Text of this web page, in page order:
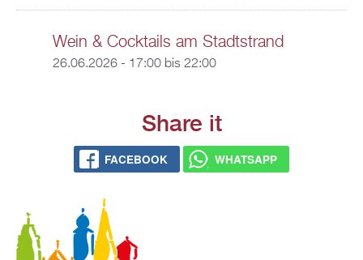
Wein & Cocktails am Stadtstrand
26.06.2026 - 17:00bis 22:00
Share it
FACEBOOK WHATSAPP